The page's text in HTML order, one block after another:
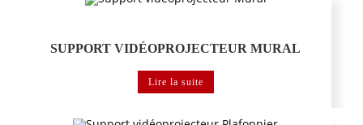
SUPPORT VIDÉOPROJECTEUR MURAL
Lire la suite